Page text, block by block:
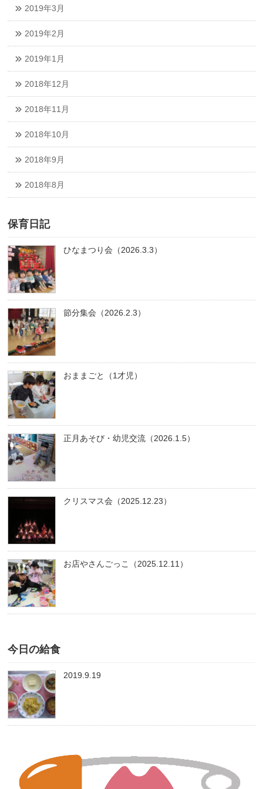
2019年3月
2019年2月
2019年1月
2018年12月
2018年11月
2018年10月
2018年9月
2018年8月
保育日記
ひなまつり会（2026.3.3）
節分集会（2026.2.3）
おままごと（1才児）
正月あそび・幼児交流（2026.1.5）
クリスマス会（2025.12.23）
お店やさんごっこ（2025.12.11）
今日の給食
2019.9.19